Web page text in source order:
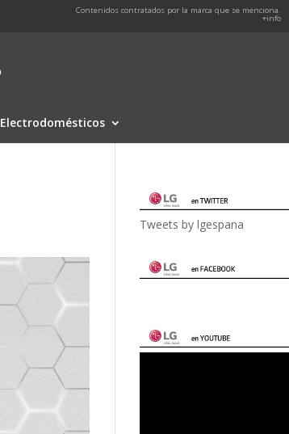
Contenidos contratados por la marca que se menciona.
+info
Electrodomésticos
Tweets by lgespana